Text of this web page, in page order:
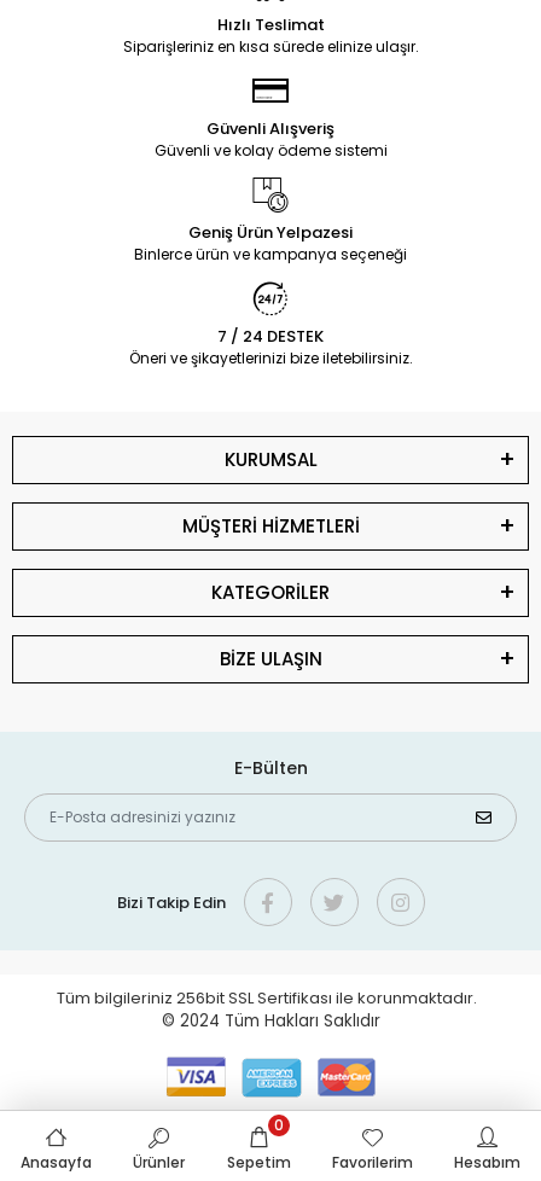
Hızlı Teslimat
Siparişleriniz en kısa sürede elinize ulaşır.
Güvenli Alışveriş
Güvenli ve kolay ödeme sistemi
Geniş Ürün Yelpazesi
Binlerce ürün ve kampanya seçeneği
7 / 24 DESTEK
Öneri ve şikayetlerinizi bize iletebilirsiniz.
KURUMSAL
MÜŞTERİ HİZMETLERİ
KATEGORİLER
BİZE ULAŞIN
E-Bülten
Bizi Takip Edin
Tüm bilgileriniz 256bit SSL Sertifikası ile korunmaktadır.
© 2024 Tüm Hakları Saklıdır
Anasayfa Ürünler Sepetim
0
Favorilerim
Hesabım